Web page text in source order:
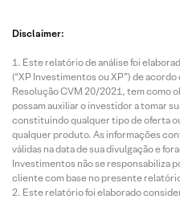
Disclaimer:
Este relatório de análise foi
(“XP Investimentos ou XP”) de
Resolução CVM 20/2021, tem como
possam auxiliar o investidor a tomar
constituindo qualquer tipo de oferta
qualquer produto. As informações
válidas na data de sua divulgação e
Investimentos não se responsabiliza
cliente com base no presente
Este relatório foi elaborado